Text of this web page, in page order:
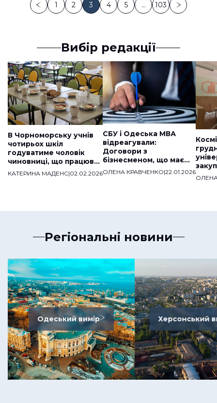
1 2 3 4 5 … 103
Вибір редакції
В Чорноморську учнів
чотирьох шкіл
годуватиме чоловік
чиновниці, що працював
на «скандальну» фірму
КАТЕРИНА МАДЕНС|02.02.2026
СБУ і Одеська МВА
відреагували:
Договори з
бізнесменом, що має
звʼязки з ДНР,
ОЛЕНА КРАВЧЕНКО|22.01.2026
Регіональні новини
Одеський вимір Херсонський